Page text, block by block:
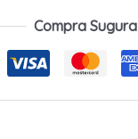
Compra Sugura